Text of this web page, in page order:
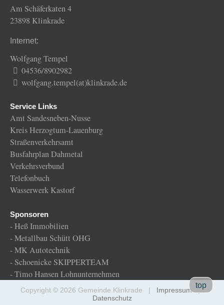
Am Schäferkaten 4
23898 Klinkrade
Internet:
Wolfgang Tempel
04536/8902982
wolfgang.tempel(at)klinkrade.de
Service Links
Amt Sandesneben-Nusse
Kreis Herzogtum-Lauenburg
Straßenverkehrsamt
Busfahrplan Dahmetal
Verkehrsverbund
Telefonbuch
Wasserwerk Kastorf
Sponsoren
-Heß Immobilien
-Metallbau Schütt OHG
-MK Autotechnik
- Schoenicke SKIPPERTEAM
-Timo Hansen Lohnunternehmen
Gemeinde
Klinkrade
top
Copyright © 2026 Gemeinde Klinkrade | Impressum|
Datenschutz